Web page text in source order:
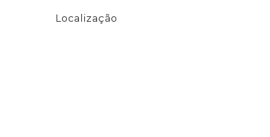
Localização